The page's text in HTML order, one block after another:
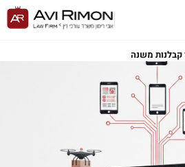
קבלנות משנה